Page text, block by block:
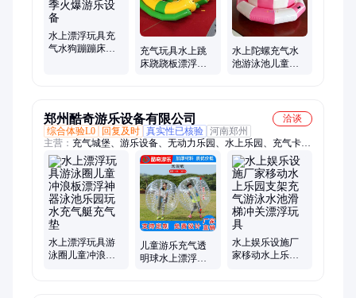
水上漂浮玩具充
气水狗蹦蹦床跷
充气玩具水上跳
床跷跷板漂浮物
水上陀螺充气水
池游泳池儿童水
郑州酷奇游乐设备有限公司
洽谈
综合体验L0
回复及时 真实性已核验 河南郑州
主营： 充气城堡、游乐设备、无动力乐园、水上乐园、充气卡
通、陆地闯关、网红游乐设施、广场电瓶车
水上漂浮玩具游
泳圈儿童冲浪板
儿童游乐充气透
明球水上漂浮玩
水上娱乐设施厂
家移动水上乐园